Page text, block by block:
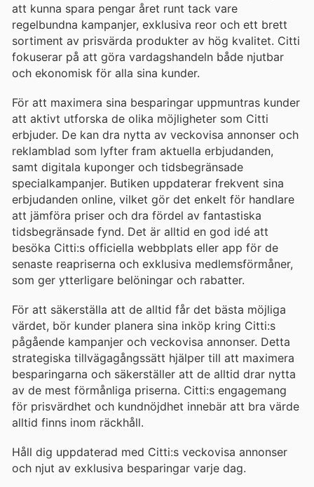
att kunna spara pengar året runt tack vare
regelbundna kampanjer, exklusiva reor och ett brett
sortiment av prisvärda produkter av hög kvalitet. Citti
fokuserar på att göra vardagshandeln både njutbar
och ekonomisk för alla sina kunder.
För att maximera sina besparingar uppmuntras kunder
att aktivt utforska de olika möjligheter som Citti
erbjuder. De kan dra nytta av veckovisa annonser och
reklamblad som lyfter fram aktuella erbjudanden,
samt digitala kuponger och tidsbegränsade
specialkampanjer. Butiken uppdaterar frekvent sina
erbjudanden online, vilket gör det enkelt för handlare
att jämföra priser och dra fördel av fantastiska
tidsbegränsade fynd. Det är alltid en god idé att
besöka Citti:s officiella webbplats eller app för de
senaste reapriserna och exklusiva medlemsförmåner,
som ger ytterligare belöningar och rabatter.
För att säkerställa att de alltid får det bästa möjliga
värdet, bör kunder planera sina inköp kring Citti:s
pågående kampanjer och veckovisa annonser. Detta
strategiska tillvägagångssätt hjälper till att maximera
besparingarna och säkerställer att de alltid drar nytta
av de mest förmånliga priserna. Citti:s engagemang
för prisvärdhet och kundnöjdhet innebär att bra värde
alltid finns inom räckhåll.
Håll dig uppdaterad med Citti:s veckovisa annonser
och njut av exklusiva besparingar varje dag.